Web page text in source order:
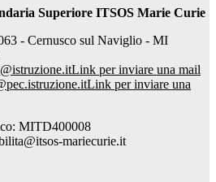
Superiore ITSOS Marie Curie
- Cernusco sul Naviglio - MI
Link per inviare una mail
Link per inviare una
MITD400008
mariecurie.it